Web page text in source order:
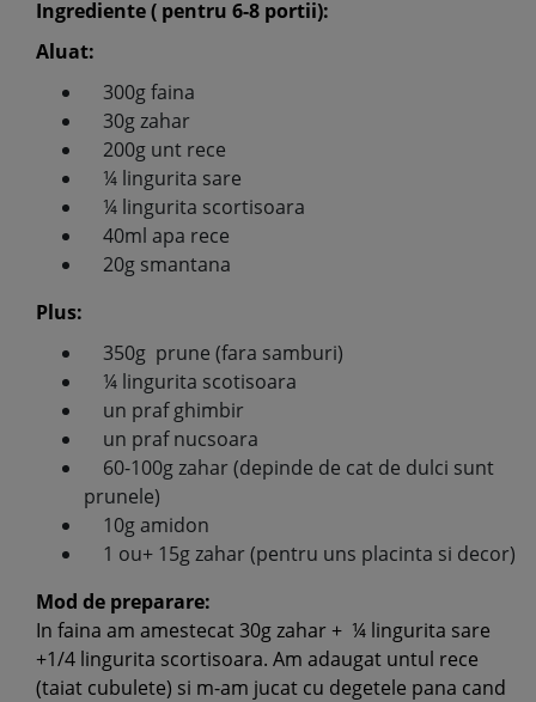
Ingrediente ( pentru 6-8 portii):
Aluat:
300g faina
30g zahar
200g unt rece
¼ lingurita sare
¼ lingurita scortisoara
40ml apa rece
20g smantana
Plus:
350g prune (fara samburi)
¼ lingurita scotisoara
un praf ghimbir
un praf nucsoara
60-100g zahar (depinde de cat de dulci sunt
prunele)
10g amidon
1 ou+ 15g zahar (pentru uns placinta si decor)
Mod de preparare:
In faina am amestecat 30g zahar + ¼ lingurita sare
+1/4 lingurita scortisoara. Am adaugat untul rece
(taiat cubulete) si m-am jucat cu degetele pana cand